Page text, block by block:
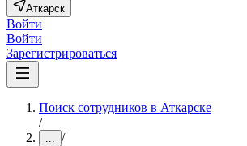
Аткарск
Войти
Войти
Зарегистрироваться
Поиск сотрудников в Аткарске
/
... /